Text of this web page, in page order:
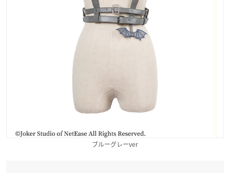
ブルーグレーver